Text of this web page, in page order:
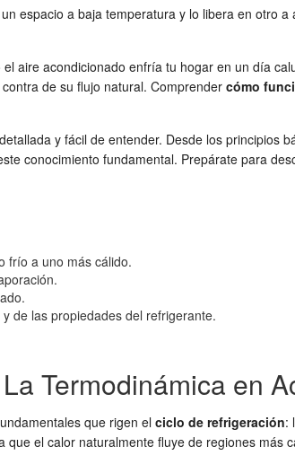
espacio a baja temperatura y lo libera en otro
aire acondicionado enfría tu hogar en un día
de su flujo natural. Comprender cómo
y fácil de entender. Desde los principios
conocimiento fundamental. Prepárate para
frío a uno más cálido.
de las propiedades del refrigerante.
Termodinámica en
que rigen el ciclo de refrigeración:
el calor naturalmente fluye de regiones